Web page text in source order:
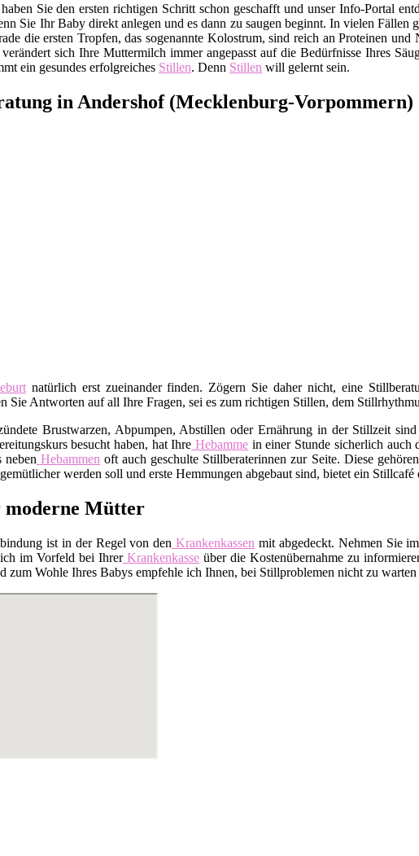
Sie den ersten richtigen Schritt schon geschafft und unser Info-Portal
Sie Ihr Baby direkt anlegen und es dann zu saugen beginnt. In vielen Fällen
die ersten Tropfen, das sogenannte Kolostrum, sind reich an Proteinen
sich Ihre Muttermilch immer angepasst auf die Bedürfnisse Ihres
ein gesundes erfolgreiches Stillen. Denn Stillen will gelernt sein.
in Andershof (Mecklenburg-Vorpommern)
natürlich erst zueinander finden. Zögern Sie daher nicht, eine
Sie Antworten auf all Ihre Fragen, sei es zum richtigen Stillen, dem
Brustwarzen, Abpumpen, Abstillen oder Ernährung in der Stillzeit
besucht haben, hat Ihre Hebamme in einer Stunde sicherlich auch
neben Hebammen oft auch geschulte Stillberaterinnen zur Seite. Diese
werden soll und erste Hemmungen abgebaut sind, bietet ein
Mütter
ist in der Regel von den Krankenkassen mit abgedeckt. Nehmen Sie
im Vorfeld bei IhrerKrankenkasse über die Kostenübernahme zu
zum Wohle Ihres Babys empfehle ich Ihnen, bei Stillproblemen nicht zu